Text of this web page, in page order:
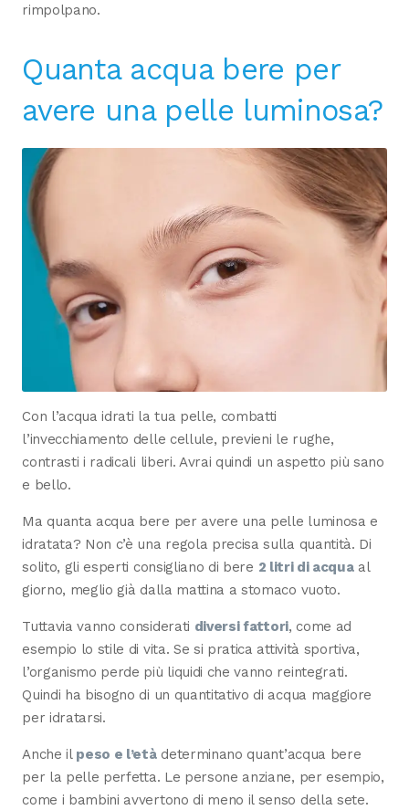
rimpolpano.
Quanta acqua bere per
avere una pelle luminosa?
Con l’acqua idrati la tua pelle, combatti
l’invecchiamento delle cellule, previeni le rughe,
contrasti i radicali liberi. Avrai quindi un aspetto più sano
e bello.
Ma quanta acqua bere per avere una pelle luminosa e
idratata? Non c’è una regola precisa sulla quantità. Di
solito, gli esperti consigliano di bere 2 litri di acquaal
giorno, meglio già dalla mattina a stomaco vuoto.
Tuttavia vanno considerati diversi fattori, come ad
esempio lo stile di vita. Se si pratica attività sportiva,
l’organismo perde più liquidi che vanno reintegrati.
Quindi ha bisogno di un quantitativo di acqua maggiore
per idratarsi.
Anche il peso e l’etàdeterminano quant’acqua bere
per la pelle perfetta. Le persone anziane, per esempio,
come i bambini avvertono di meno il senso della sete.